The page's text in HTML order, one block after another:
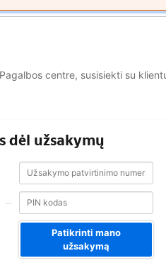
centre, susisiekti su
dėl užsakymų
Užsakymo
patvirtinimo
numeris
Užsakymo
patvirtinimo
numeris
Patikrinti mano
užsakymą